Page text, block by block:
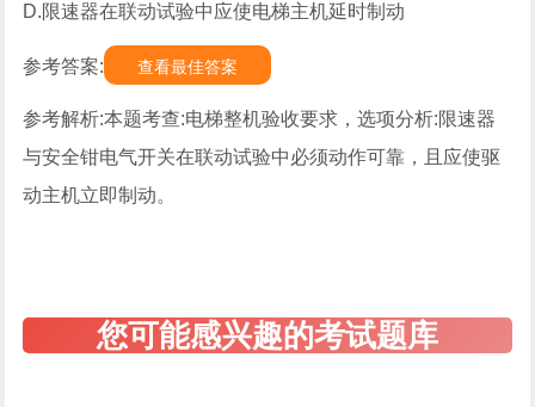
D.限速器在联动试验中应使电梯主机延时制动
参考答案: 查看最佳答案
参考解析:本题考查:电梯整机验收要求，选项分析:限速器
与安全钳电气开关在联动试验中必须动作可靠，且应使驱
动主机立即制动。